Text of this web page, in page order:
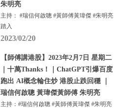
朱明亮
主持： #瑞信何啟聰 #黃師傅黃瑋傑 #朱明亮
踏入
2023/02/20
【師傅講港股】2023年2月7日 星期二
｜十萬Thanks！｜ChatGPT引爆百度
跑出 AI概念輪住炒 港股止跌回穩 ｜
瑞信何啟聰 黃瑋傑黃師傅 朱明亮
主持：#瑞信何啟聰 #黃師傅黃瑋傑 #朱明亮